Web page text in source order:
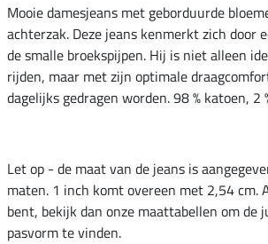
Mooie damesjeans met geborduurde
achterzak. Deze jeans kenmerkt zich door
de smalle broekspijpen. Hij is niet alleen
rijden, maar met zijn optimale
dagelijks gedragen worden. 98 % katoen, 2
Let op - de maat van de jeans is
maten. 1 inch komt overeen met 2,54 cm.
bent, bekijk dan onze maattabellen om de
pasvorm te vinden.